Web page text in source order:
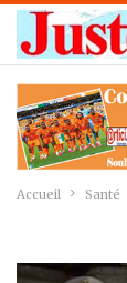
Accueil Santé